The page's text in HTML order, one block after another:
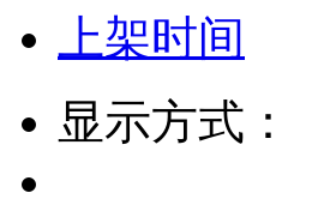
上架时间
显示方式：